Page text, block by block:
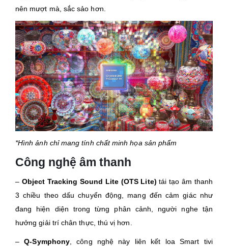
nên mượt mà, sắc sảo hơn.
*Hình ảnh chỉ mang tính chất minh họa sản phẩm
Công nghệ âm thanh
– Object Tracking Sound Lite (OTS Lite) tái tạo âm thanh
3 chiều theo dấu chuyển động, mang đến cảm giác như
đang hiện diện trong từng phân cảnh, người nghe tận
hưởng giải trí chân thực, thú vị hơn.
–Q-Symphony , công nghệ này liên kết loa Smart tivi